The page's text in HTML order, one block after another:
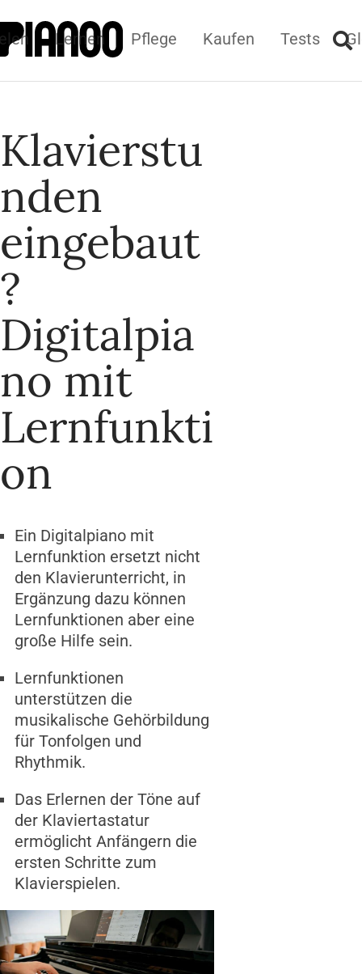
Lernen Pflege Kaufen Tests
Klavierstu
nden
eingebaut
?
Digitalpia
no mit
Lernfunkti
on
Ein Digitalpiano mit
Lernfunktion ersetzt nicht
den Klavierunterricht, in
Ergänzung dazu können
Lernfunktionen aber eine
große Hilfe sein.
Lernfunktionen
unterstützen die
musikalische Gehörbildung
für Tonfolgen und
Rhythmik.
Das Erlernen der Töne auf
der Klaviertastatur
ermöglicht Anfängern die
ersten Schritte zum
Klavierspielen.